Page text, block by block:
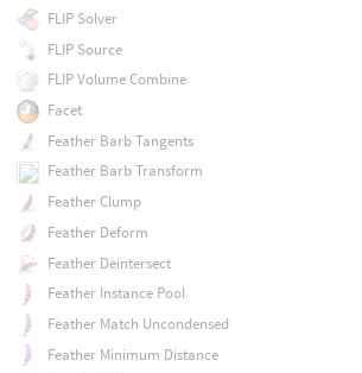
FLIP Solver
FLIP Source
FLIP Volume Combine
Facet
Feather Barb Tangents
Feather Barb Transform
Feather Clump
Feather Deform
Feather Deintersect
Feather Instance Pool
Feather Match Uncondensed
Feather Minimum Distance